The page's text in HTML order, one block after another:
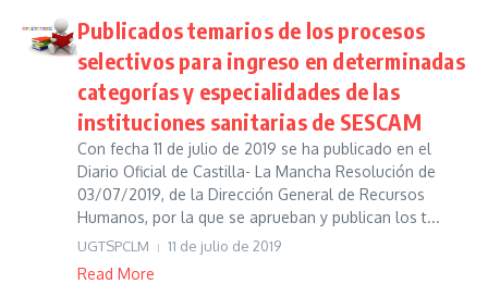
Publicados temarios de los procesos
selectivos para ingreso en determinadas
categorías y especialidades de las
instituciones sanitarias de SESCAM
Con fecha 11 de julio de 2019 se ha publicado en el
Diario Oficial de Castilla- La Mancha Resolución de
03/07/2019, de la Dirección General de Recursos
Humanos, por la que se aprueban y publican los t...
UGTSPCLM 11 de julio de 2019
Read More